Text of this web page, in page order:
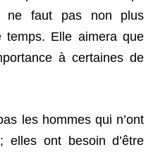
ne faut pas non plus
Elle aimera que
à certaines de
les hommes qui n’ont
elles ont besoin d’être